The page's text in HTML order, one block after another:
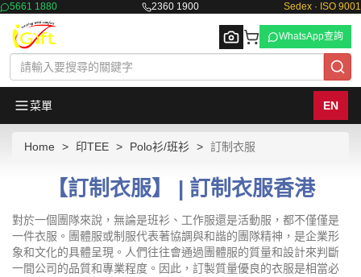
5661 1880 2360 1900 Sedex · ISO 9001
Browse
WhatsApp查詢
菜單 EN
Home 印TEE Polo衫/班衫 訂制衣服
【訂制衣服】 | 訂制衣服香港
對於一個團隊來說，無論是班衫、工作服還是活動服，都不僅僅是
一件衣服。團體服或制服代表著協調與和諧的團隊精神，是企業形
象和文化的具體呈現。人們往往會通過團體服的質量和設計來判斷
一間公司的品質和專業程度。因此，訂製質量優良的衣服是相當必